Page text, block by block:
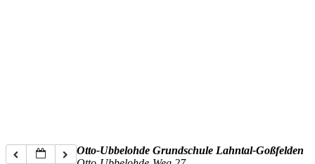
Otto-Ubbelohde Grundschule Lahntal-Goßfelden